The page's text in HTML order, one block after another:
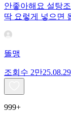
안좋아해요 설탕
딱 요렇게 넣으면
똘맹
조회수 2만25.08.29
999+